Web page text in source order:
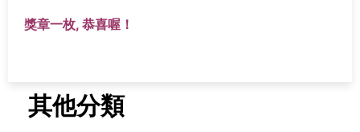
其他分類
獎章一枚, 恭喜喔！